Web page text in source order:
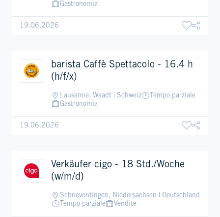
Gastronomia
19.06.2026
barista Caffè Spettacolo - 16.4 h
(h/f/x)
Lausanne, Waadt | Schweiz
Tempo parziale
Gastronomia
19.06.2026
Verkäufer cigo - 18 Std./Woche
(w/m/d)
Schneverdingen, Niedersachsen | Deutschland
Tempo parziale
Vendite